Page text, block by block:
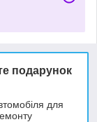
подарунок
для